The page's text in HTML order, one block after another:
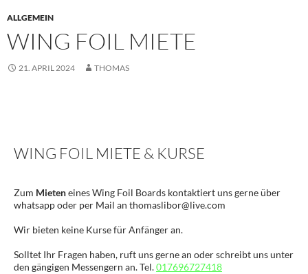
ALLGEMEIN
WING FOIL MIETE
21. APRIL 2024 THOMAS
WING FOIL MIETE & KURSE
Zum Mieteneines Wing Foil Boards kontaktiert uns gerne über
whatsapp oder per Mail an thomaslibor@live.com
Wir bieten keine Kurse für Anfänger an.
Solltet Ihr Fragen haben, ruft uns gerne an oder schreibt uns unter
den gängigen Messengern an. Tel.017696727418